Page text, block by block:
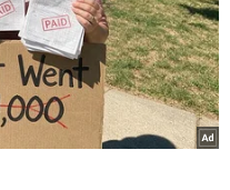
hợp quốc: Xung đột
trải qua tháng
máu nhất
08/2026 23:47